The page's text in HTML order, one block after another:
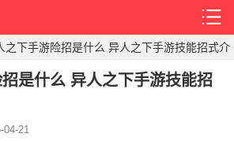
之下手游险招是什么 异人之下手游技能招式介
是什么 异人之下手游技能招
04-21